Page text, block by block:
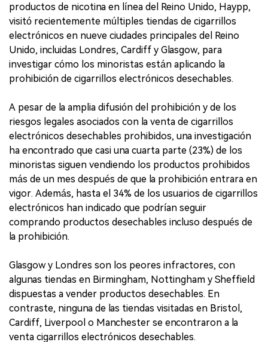
productos de nicotina en línea del Reino Unido, Haypp,
visitó recientemente múltiples tiendas de cigarrillos
electrónicos en nueve ciudades principales del Reino
Unido, incluidas Londres, Cardiff y Glasgow, para
investigar cómo los minoristas están aplicando la
prohibición de cigarrillos electrónicos desechables.
A pesar de la amplia difusión del prohibición y de los
riesgos legales asociados con la venta de cigarrillos
electrónicos desechables prohibidos, una investigación
ha encontrado que casi una cuarta parte (23%) de los
minoristas siguen vendiendo los productos prohibidos
más de un mes después de que la prohibición entrara en
vigor. Además, hasta el 34% de los usuarios de cigarrillos
electrónicos han indicado que podrían seguir
comprando productos desechables incluso después de
la prohibición.
Glasgow y Londres son los peores infractores, con
algunas tiendas en Birmingham, Nottingham y Sheffield
dispuestas a vender productos desechables. En
contraste, ninguna de las tiendas visitadas en Bristol,
Cardiff, Liverpool o Manchester se encontraron a la
venta cigarrillos electrónicos desechables.